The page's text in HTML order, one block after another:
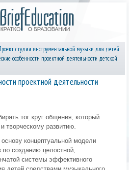
студии инструментальной музыки для детей
особенности проектной деятельности детской
проектной деятельности
тог круг общения, который
творческому развитию.
концептуальной модели
по созданию целостной,
системы эффективного